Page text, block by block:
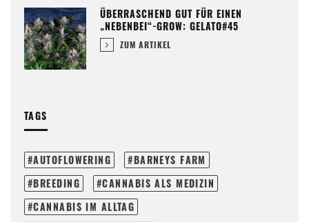
ÜBERRASCHEND GUT FÜR EINEN
„NEBENBEI“-GROW: GELATO#45
ZUM ARTIKEL
TAGS
AUTOFLOWERING
BARNEYS FARM
BREEDING
CANNABIS ALS MEDIZIN
CANNABIS IM ALLTAG